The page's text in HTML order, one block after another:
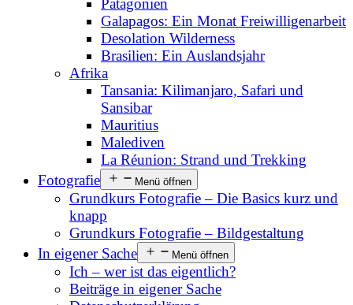
Galapagos: Ein Monat Freiwilligenarbeit
Desolation Wilderness
Brasilien: Ein Auslandsjahr
Afrika
Tansania: Kilimanjaro, Safari und
Sansibar
Mauritius
Malediven
La Réunion: Strand und Trekking
Fotografie
Menü öffnen
Grundkurs Fotografie – Die Basics kurz und
knapp
Grundkurs Fotografie – Bildgestaltung
In eigener Sache
Menü öffnen
Ich – wer ist das eigentlich?
Beiträge in eigener Sache